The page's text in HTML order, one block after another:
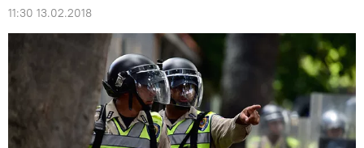
11:30 13.02.2018